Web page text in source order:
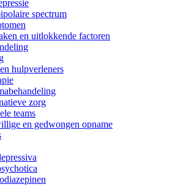
spectrum
en uitlokkende factoren
hulpverleners
zorg
teams
en gedwongen opname